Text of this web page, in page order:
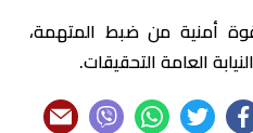
أمنية من ضبط المتهمة،
العامة التحقيقات.